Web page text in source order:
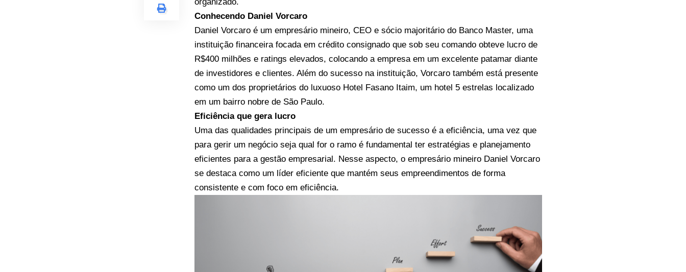
Conhecendo Daniel Vorcaro
Daniel Vorcaro é um empresário mineiro, CEO e sócio majoritário do Banco Master, uma
instituição financeira focada em crédito consignado que sob seu comando obteve lucro de
R$400 milhões e ratings elevados, colocando a empresa em um excelente patamar diante
de investidores e clientes. Além do sucesso na instituição, Vorcaro também está presente
como um dos proprietários do luxuoso Hotel Fasano Itaim, um hotel 5 estrelas localizado
em um bairro nobre de São Paulo.
Eficiência que gera lucro
Uma das qualidades principais de um empresário de sucesso é a eficiência, uma vez que
para gerir um negócio seja qual for o ramo é fundamental ter estratégias e planejamento
eficientes para a gestão empresarial. Nesse aspecto, o empresário mineiro Daniel Vorcaro
se destaca como um líder eficiente que mantém seus empreendimentos de forma
consistente e com foco em eficiência.